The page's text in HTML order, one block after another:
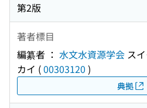
第2版
著者標目
編纂者 ： 水文水資源学会 ス
カイ (00303120 )
典拠